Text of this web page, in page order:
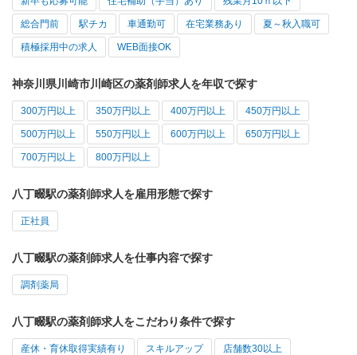
総合門前 駅チカ 車通勤可 在宅業務あり 夏～秋入職可
積極採用中の求人 WEB面接OK
神奈川県川崎市川崎区の薬剤師求人を年収で探す
300万円以上 350万円以上 400万円以上 450万円以上
500万円以上 550万円以上 600万円以上 650万円以上
700万円以上 800万円以上
八丁畷駅の薬剤師求人を雇用形態で探す
正社員
八丁畷駅の薬剤師求人を仕事内容で探す
調剤薬局
八丁畷駅の薬剤師求人をこだわり条件で探す
産休・育休取得実績有り スキルアップ 店舗数30以上